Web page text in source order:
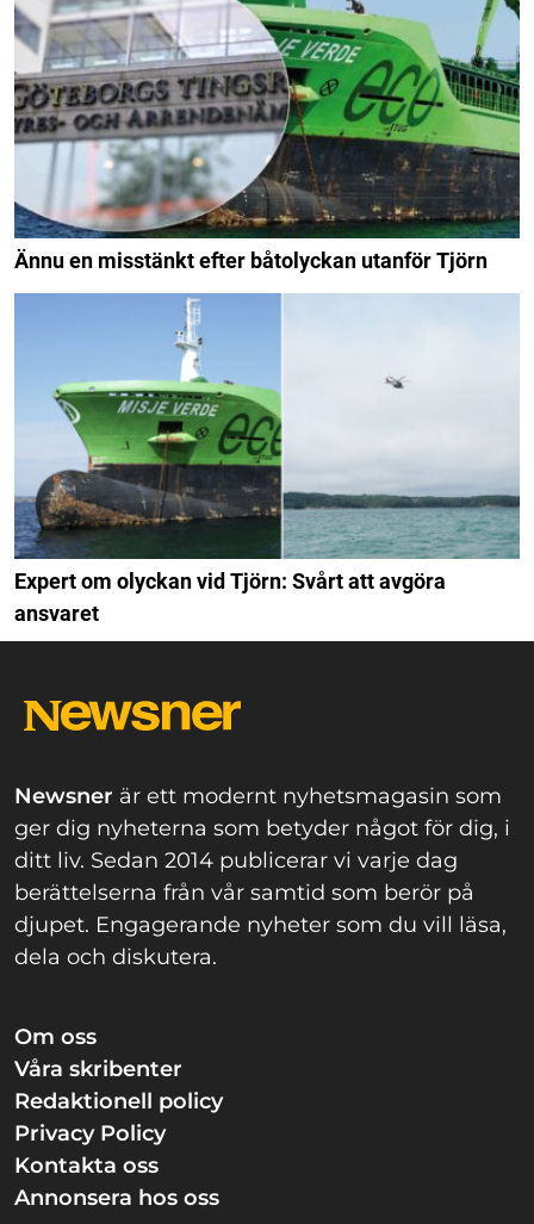
Ännu en misstänkt efter båtolyckan utanför Tjörn
Expert om olyckan vid Tjörn: Svårt att avgöra
ansvaret
Newsner är ett modernt nyhetsmagasin som
ger dig nyheterna som betyder något för dig, i
ditt liv. Sedan 2014 publicerar vi varje dag
berättelserna från vår samtid som berör på
djupet. Engagerande nyheter som du vill läsa,
dela och diskutera.
Om oss
Våra skribenter
Redaktionell policy
Privacy Policy
Kontakta oss
Annonsera hos oss